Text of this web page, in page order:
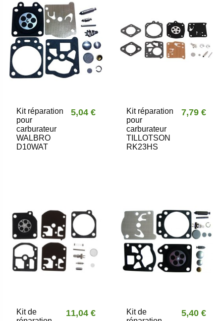
Kit réparation
pour
carburateur
WALBRO
D10WAT
5,04 €
Kit réparation
pour
carburateur
TILLOTSON
RK23HS
7,79 €
Kit de
11,04 €
Kit de
5,40 €